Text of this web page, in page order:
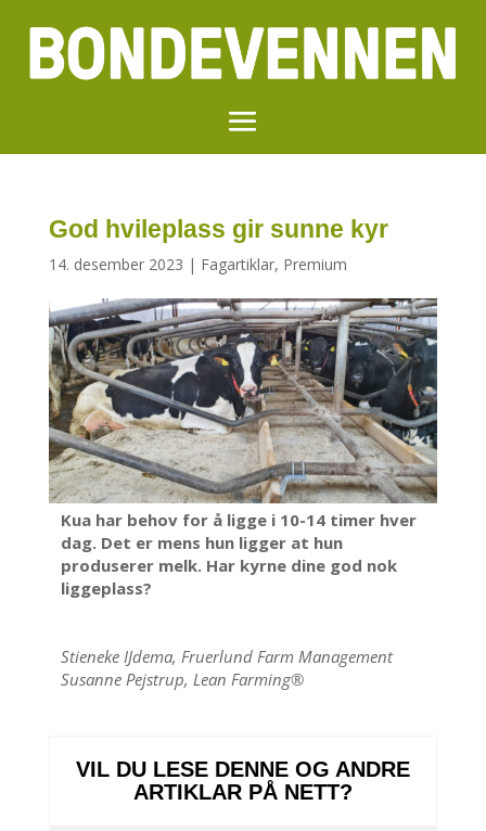
God hvileplass gir sunne kyr
14. desember 2023 | Fagartiklar, Premium
Kua har behov for å ligge i 10-14 timer hver
dag. Det er mens hun ligger at hun
produserer melk. Har kyrne dine god nok
liggeplass?
Stieneke IJdema, Fruerlund Farm Management
Susanne Pejstrup, Lean Farming®
VIL DU LESE DENNE OG ANDRE
ARTIKLAR PÅ NETT?